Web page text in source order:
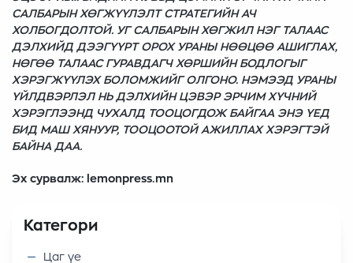
САЛБАРЫН ХӨГЖҮҮЛЭЛТ СТРАТЕГИЙН АЧ
ХОЛБОГДОЛТОЙ. УГ САЛБАРЫН ХӨГЖИЛ НЭГ ТАЛААС
ДЭЛХИЙД ДЭЭГҮҮРТ ОРОХ УРАНЫ НӨӨЦӨӨ АШИГЛАХ,
НӨГӨӨ ТАЛААС ГУРАВДАГЧ ХӨРШИЙН БОДЛОГЫГ
ХЭРЭГЖҮҮЛЭХ БОЛОМЖИЙГ ОЛГОНО. НЭМЭЭД УРАНЫ
ҮЙЛДВЭРЛЭЛ НЬ ДЭЛХИЙН ЦЭВЭР ЭРЧИМ ХҮЧНИЙ
ХЭРЭГЛЭЭНД ЧУХАЛД ТООЦОГДОЖ БАЙГАА ЭНЭ ҮЕД
БИД МАШ ХЯНУУР, ТООЦООТОЙ АЖИЛЛАХ ХЭРЭГТЭЙ
БАЙНА ДАА.
Эх сурвалж: lemonpress.mn
Категори
Цаг үе